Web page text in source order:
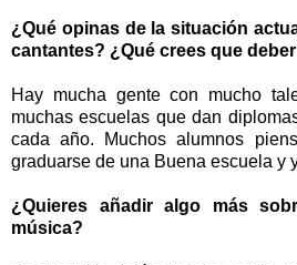
¿Qué opinas de la situación
cantantes? ¿Qué crees que
Hay mucha gente con mucho
muchas escuelas que dan
cada año. Muchos alumnos
graduarse de una Buena escuela y
¿Quieres añadir algo más
música?